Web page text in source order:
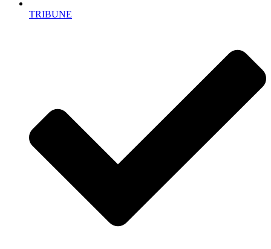
TRIBUNE